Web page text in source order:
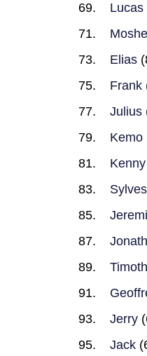
Lucas
Moshe
Elias
Frank
Julius
Kemo
Kenny
Jerry
Jack